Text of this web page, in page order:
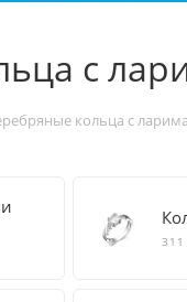
с
кольца с